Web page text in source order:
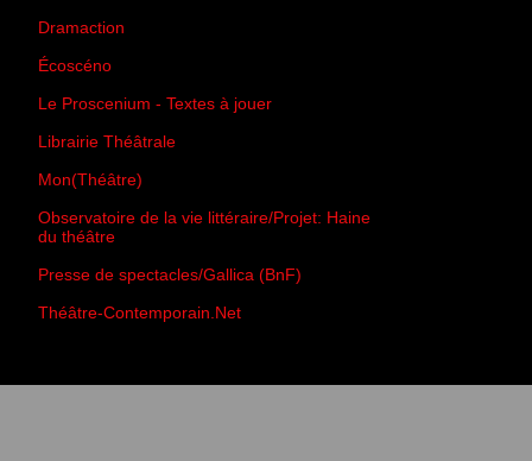
Dramaction
Écoscéno
Le Proscenium - Textes à jouer
Librairie Théâtrale
Mon(Théâtre)
Observatoire de la vie littéraire/Projet: Haine
du théâtre
Presse de spectacles/Gallica (BnF)
Théâtre-Contemporain.Net